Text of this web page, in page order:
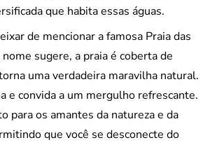
que habita essas águas.
de mencionar a famosa Praia das
nome sugere, a praia é coberta de
uma verdadeira maravilha natural.
e convida a um mergulho refrescante.
para os amantes da natureza e da
que você se desconecte do